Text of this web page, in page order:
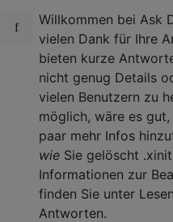
Willkommen bei Ask
vielen Dank für Ihre
bieten kurze
nicht genug Details
vielen Benutzern zu
möglich, wäre es gut,
paar mehr Infos
wie Sie gelöscht
Informationen zur
finden Sie unter
Antworten.